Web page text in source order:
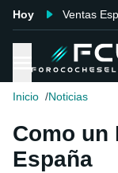
Hoy Ventas
Inicio Noticias
Como un
España